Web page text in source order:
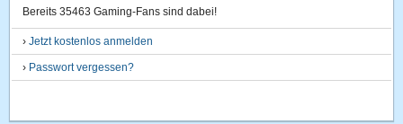
Bereits 35463 Gaming-Fans sind dabei!
›Jetzt kostenlos anmelden
› Passwort vergessen?